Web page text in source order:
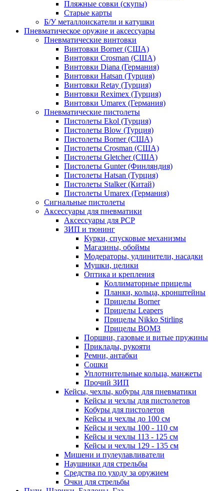
Пляжные совки (скупы)
Старые карты
Б/У металлоискатели и катушки
Пневматическое оружие и аксессуары
Пневматические винтовки
Винтовки Borner (США)
Винтовки Crosman (США)
Винтовки Diana (Германия)
Винтовки Hatsan (Турция)
Винтовки Retay (Турция)
Винтовки Reximex (Турция)
Винтовки Umarex (Германия)
Пневматические пистолеты
Пистолеты Ekol (Турция)
Пистолеты Blow (Турция)
Пистолеты Borner (США)
Пистолеты Crosman (США)
Пистолеты Gletcher (США)
Пистолеты Gunter (Финляндия)
Пистолеты Hatsan (Турция)
Пистолеты Stalker (Китай)
Пистолеты Umarex (Германия)
Сигнальные пистолеты
Аксессуары для пневматики
Аксессуары для PCP
ЗИП и тюнинг
Курки, спусковые механизмы
Магазины, обоймы
Модераторы, удлинители, насадки
Мушки, целики
Оптика и крепления
Коллиматорные прицелы
Планки, кольца, кронштейны
Прицелы Borner
Прицелы Leapers
Прицелы Nikko Stirling
Прицелы ВОМЗ
Поршни, газовые и витые пружины
Приклады, рукояти
Ремни, антабки
Сошки
Уплотнительные кольца, манжеты
Прочий ЗИП
Кейсы, чехлы, кобуры для пневматики
Кейсы и чехлы для пистолетов
Кобуры для пистолетов
Кейсы и чехлы до 100 см
Кейсы и чехлы 100 - 110 см
Кейсы и чехлы 113 - 125 см
Кейсы и чехлы 129 - 135 см
Мишени и пулеулавливатели
Наушники для стрельбы
Средства по уходу за оружием
Очки для стрельбы